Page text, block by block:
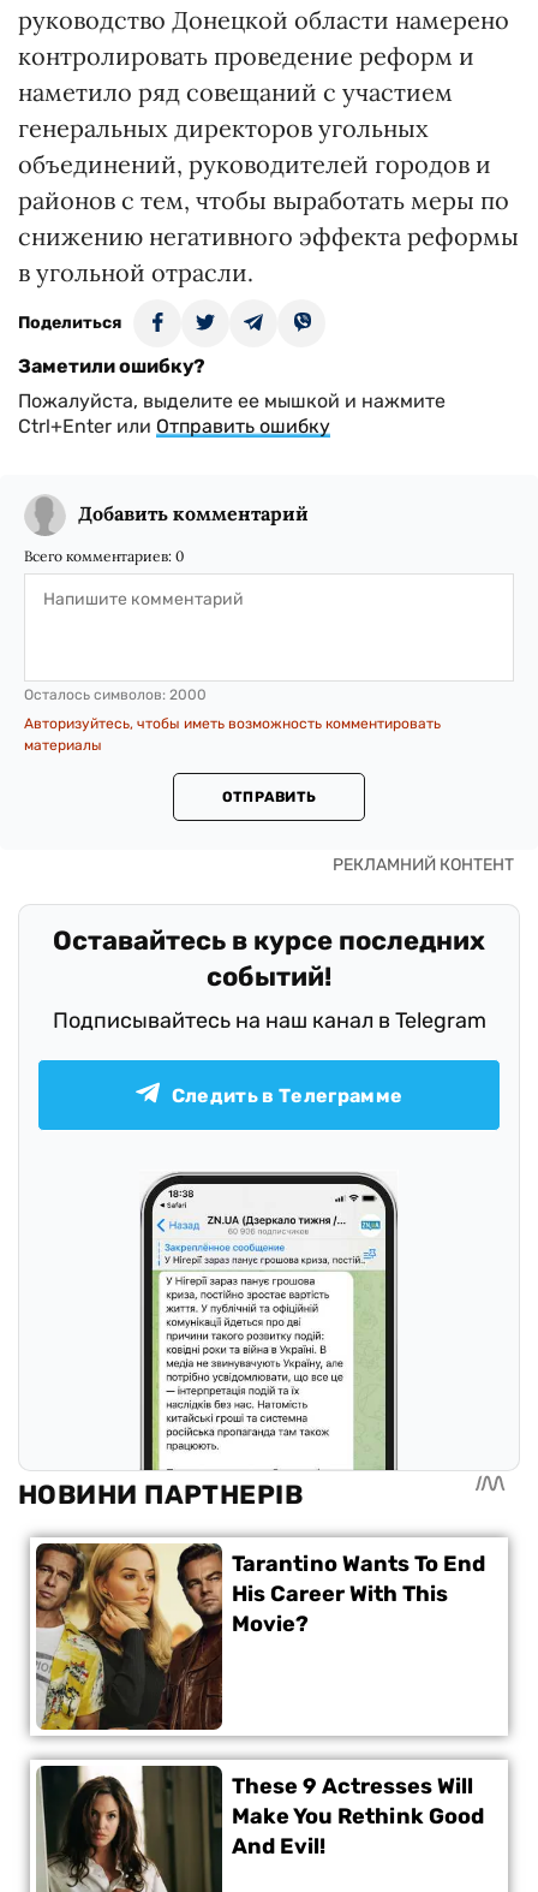
руководство Донецкой области намерено
контролировать проведение реформ и
наметило ряд совещаний с участием
генеральных директоров угольных
объединений, руководителей городов и
районов с тем, чтобы выработать меры по
снижению негативного эффекта реформы
в угольной отрасли.
Поделиться
Заметили ошибку?
Пожалуйста, выделите ее мышкой и нажмите
Ctrl+Enter или Отправить ошибку
Добавить комментарий
Всего комментариев: 0
Осталось символов: 2000
Авторизуйтесь, чтобы иметь возможность комментировать
материалы
ОТПРАВИТЬ
Оставайтесь в курсе последних
событий!
Подписывайтесь на наш канал в Telegram
Следить в Телеграмме